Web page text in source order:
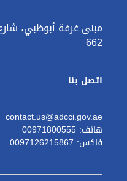
مبنى غرفة أبوظبي،
662
اتصل بنا
contact.us@adcci.gov.ae
هاتف: 00971800555
فاكس: 0097126215867